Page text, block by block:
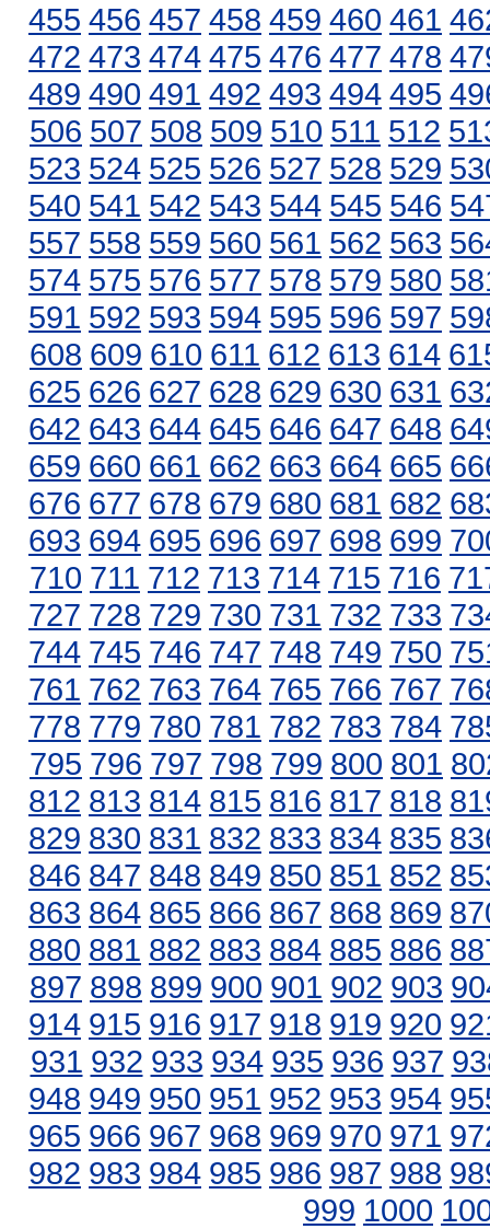
455 456 457 458 459 460 461
472 473 474 475 476 477 478
489 490 491 492 493 494 495
506 507 508 509 510 511 512
523 524 525 526 527 528 529
540 541 542 543 544 545 546
557 558 559 560 561 562 563
574 575 576 577 578 579 580
591 592 593 594 595 596 597
608 609 610 611 612 613 614
625 626 627 628 629 630 631
642 643 644 645 646 647 648
659 660 661 662 663 664 665
676 677 678 679 680 681 682
693 694 695 696 697 698 699
710 711 712 713 714 715 716
727 728 729 730 731 732 733
744 745 746 747 748 749 750
761 762 763 764 765 766 767
778 779 780 781 782 783 784
795 796 797 798 799 800 801
812 813 814 815 816 817 818
829 830 831 832 833 834 835
846 847 848 849 850 851 852
863 864 865 866 867 868 869
880 881 882 883 884 885 886
897 898 899 900 901 902 903
914 915 916 917 918 919 920
931 932 933 934 935 936 937
948 949 950 951 952 953 954
965 966 967 968 969 970 971
982 983 984 985 986 987 988
999 1000